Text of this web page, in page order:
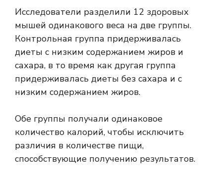
Исследователи разделили 12 здоровых
мышей одинакового веса на две группы.
Контрольная группа придерживалась
диеты с низким содержанием жиров и
сахара, в то время как другая группа
придерживалась диеты без сахара и с
низким содержанием жиров.
Обе группы получали одинаковое
количество калорий, чтобы исключить
различия в количестве пищи,
способствующие получению результатов.